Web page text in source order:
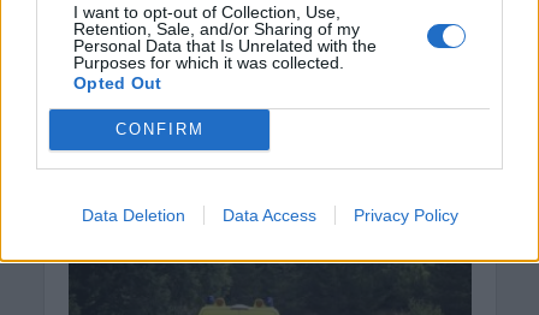
I want to opt-out of Collection, Use,
Retention, Sale, and/or Sharing of my
Personal Data that Is Unrelated with the
Purposes for which it was collected.
Opted Out
CONFIRM
Data Deletion Data Access Privacy Policy